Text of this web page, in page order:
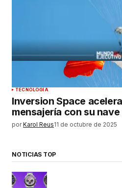
TECNOLOGÍA
Inversion Space
mensajería con su
por Karol Reus11 de octubre de 2025
NOTICIAS TOP